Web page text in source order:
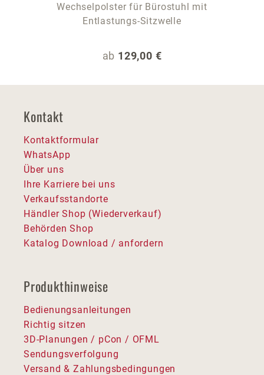
Wechselpolster für Bürostuhl mit
Entlastungs-Sitzwelle
Regulärer Preis:
ab 129,00 €
Kontakt
Kontaktformular
WhatsApp
Über uns
Ihre Karriere bei uns
Verkaufsstandorte
Händler Shop (Wiederverkauf)
Behörden Shop
Katalog Download / anfordern
Produkthinweise
Bedienungsanleitungen
Richtig sitzen
3D-Planungen / pCon / OFML
Sendungsverfolgung
Versand & Zahlungsbedingungen